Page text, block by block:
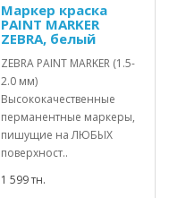
Маркер краска
PAINT MARKER
ZEBRA, белый
ZEBRA PAINT MARKER (1.5-
2.0 мм)
Высококачественные
перманентные маркеры,
пишущие на ЛЮБЫХ
поверхност..
1 599 тн.